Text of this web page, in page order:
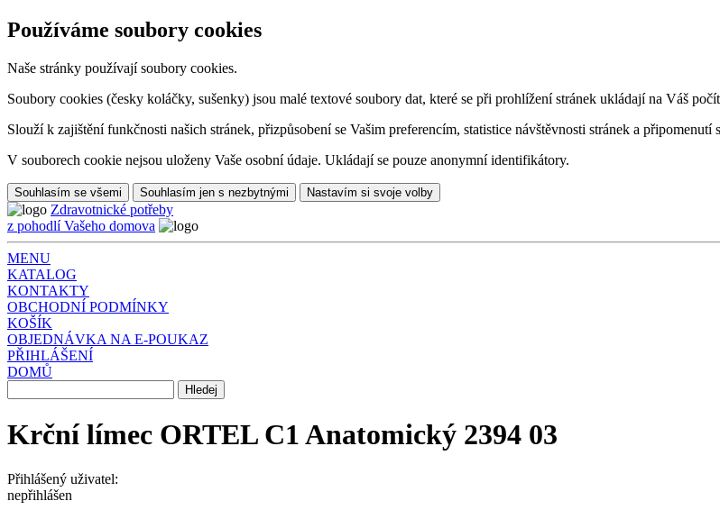
Používáme soubory cookies
Naše stránky používají soubory cookies.
Soubory cookies (česky koláčky, sušenky) jsou malé textové soubory dat, které se při prohlížení stránek ukládají na Váš
Slouží k zajištění funkčnosti našich stránek, přizpůsobení se Vašim preferencím, statistice návštěvnosti stránek a připomenutí
V souborech cookie nejsou uloženy Vaše osobní údaje. Ukládají se pouze anonymní identifikátory.
Souhlasím se všemi Souhlasím jen s nezbytnými Nastavím si svoje volby
Zdravotnické potřeby
z pohodlí Vašeho domova
MENU
KATALOG
KONTAKTY
OBCHODNÍ PODMÍNKY
KOŠÍK
OBJEDNÁVKA NA E-POUKAZ
PŘIHLÁŠENÍ
DOMŮ
Krční límec ORTEL C1 Anatomický 2394 03
Přihlášený uživatel:
nepřihlášen